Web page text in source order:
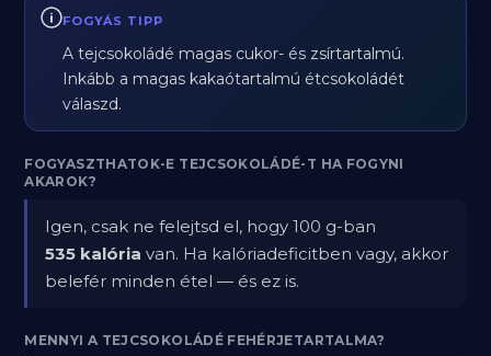
FOGYÁS TIPP
A tejcsokoládé magas cukor- és zsírtartalmú.
Inkább a magas kakaótartalmú étcsokoládét
válaszd.
FOGYASZTHATOK-E TEJCSOKOLÁDÉ-T HA FOGYNI
AKAROK?
Igen, csak ne felejtsd el, hogy 100 g-ban
535 kalória van. Ha kalóriadeficitben vagy, akkor
belefér minden étel — és ez is.
MENNYI A TEJCSOKOLÁDÉ FEHÉRJETARTALMA?